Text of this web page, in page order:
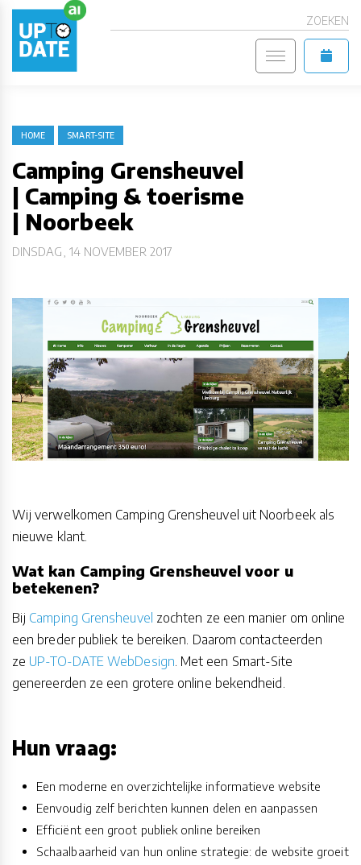
ZOEKEN
HOME SMART-SITE
Camping Grensheuvel
| Camping & toerisme
| Noorbeek
DINSDAG, 14 NOVEMBER 2017
Wij verwelkomen Camping Grensheuvel uit Noorbeek als
nieuwe klant.
Wat kan Camping Grensheuvel voor u
betekenen?
Bij Camping Grensheuvel zochten ze een manier om online
een breder publiek te bereiken. Daarom contacteerden
ze UP-TO-DATE WebDesign. Met een Smart-Site
genereerden ze een grotere online bekendheid.
Hun vraag:
Een moderne en overzichtelijke informatieve website
Eenvoudig zelf berichten kunnen delen en aanpassen
Efficiënt een groot publiek online bereiken
Schaalbaarheid van hun online strategie: de website groeit